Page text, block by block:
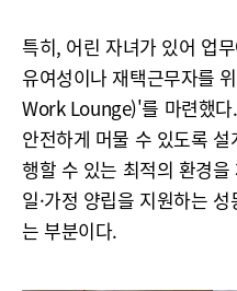
특히, 어린 자녀가 있어 업
유여성이나 재택근무자를
Work Lounge)'를 마련했다
안전하게 머물 수 있도록
행할 수 있는 최적의 환경
일·가정 양립을 지원하는
는 부분이다.